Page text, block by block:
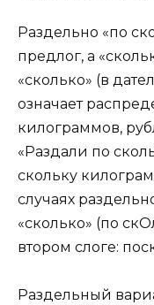
Раздельно «по
предлог, а
«сколько» (в
означает
килограммов,
«Раздали по
скольку
случаях
«сколько» (по
втором слоге:
Раздельный